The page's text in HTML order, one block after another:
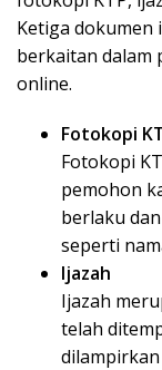
Ketiga dokumen
berkaitan dalam
online.
Fotokopi
Fotokopi
pemohon
berlaku
seperti
Ijazah
Ijazah
telah